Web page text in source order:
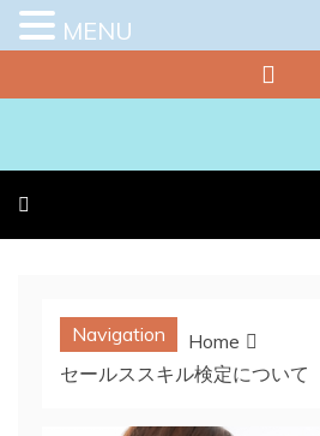
to
Navigation
Home
セールススキル検定について
MENU